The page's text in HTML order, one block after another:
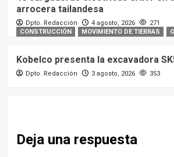
arrocera tailandesa
Dpto. Redacción 4 agosto, 2026
271
CONSTRUCCIÓN
MOVIMIENTO DE TIERRAS
Kobelco presenta la excavadora
Dpto. Redacción 3 agosto, 2026 353
Deja una respuesta